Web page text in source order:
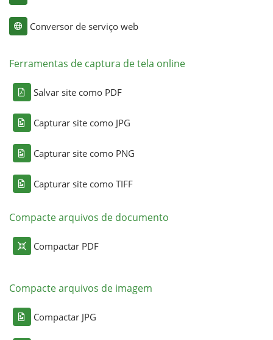
Conversor de serviço web
Ferramentas de captura de tela online
Salvar site como PDF
Capturar site como JPG
Capturar site como PNG
Capturar site como TIFF
Compacte arquivos de documento
Compactar PDF
Compacte arquivos de imagem
Compactar JPG